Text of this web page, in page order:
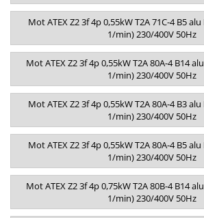
Mot ATEX Z2 3f 4p 0,55kW T2A 71C-4 B5
1/min) 230/400V 50Hz
Mot ATEX Z2 3f 4p 0,55kW T2A 80A-4 B14
1/min) 230/400V 50Hz
Mot ATEX Z2 3f 4p 0,55kW T2A 80A-4 B3
1/min) 230/400V 50Hz
Mot ATEX Z2 3f 4p 0,55kW T2A 80A-4 B5
1/min) 230/400V 50Hz
Mot ATEX Z2 3f 4p 0,75kW T2A 80B-4 B14
1/min) 230/400V 50Hz